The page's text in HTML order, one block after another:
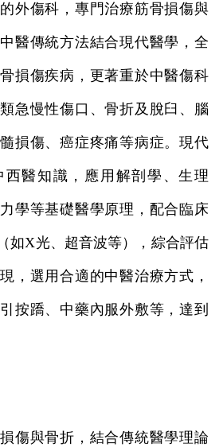
外傷科，專門治療筋骨損傷與
醫傳統方法結合現代醫學，全
損傷疾病，更著重於中醫傷科
急慢性傷口、骨折及脫臼、腦
損傷、癌症疼痛等病症。現代
西醫知識，應用解剖學、生理
學等基礎醫學原理，配合臨床
如X光、超音波等），綜合評估
，選用合適的中醫治療方式，
按蹻、中藥內服外敷等，達到
傷與骨折，結合傳統醫學理論